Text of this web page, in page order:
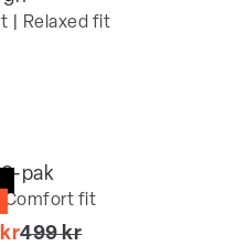
| Relaxed fit
rabat)
pak
Comfort fit
I alt (uden rabat)
499 kr